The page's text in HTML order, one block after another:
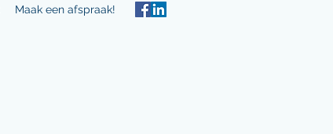
Maak een afspraak!